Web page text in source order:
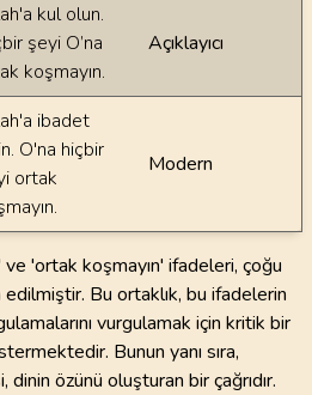
kul olun.
şeyi O’na
koşmayın.
Açıklayıcı
ibadet
O'na hiçbir
ortak
Modern
'ortak koşmayın' ifadeleri, çoğu
Bu ortaklık, bu ifadelerin
vurgulamak için kritik bir
Bunun yanı sıra,
özünü oluşturan bir çağrıdır.